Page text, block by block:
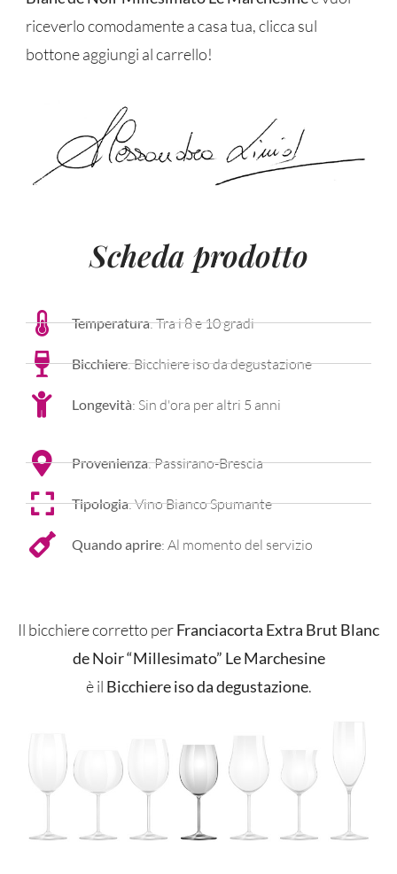
riceverlo comodamente a casa tua, clicca sul
bottone aggiungi al carrello!
Scheda prodotto
Temperatura: Tra i 8 e 10 gradi
Bicchiere: Bicchiere iso da degustazione
Longevità: Sin d'ora per altri 5 anni
Provenienza: Passirano-Brescia
Tipologia: Vino Bianco Spumante
Quando aprire: Al momento del servizio
Il bicchiere corretto perFranciacorta Extra Brut Blanc
de Noir “Millesimato” Le Marchesine
è il Bicchiere iso da degustazione.